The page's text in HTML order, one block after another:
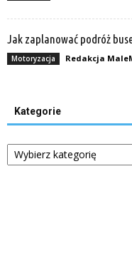
Jak zaplanować podróż
Motoryzacja Redakcja
Kategorie
Kategorie